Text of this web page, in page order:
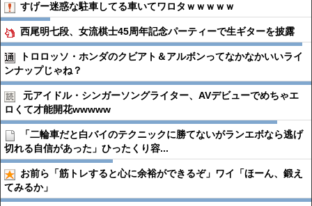
すげー迷惑な駐車してる車いてワロタｗｗｗｗｗ
西尾明七段、女流棋士45周年記念パーティーで生ギターを披露
トロロッソ・ホンダのクビアト＆アルボンってなかなかいいライ
ンナップじゃね？
元アイドル・シンガーソングライター、AVデビューでめちゃエ
ロくて才能開花wwwww
「二輪車だと白バイのテクニックに勝てないがランエボなら逃げ
切れる自信があった」ひったくり容...
お前ら「筋トレすると心に余裕ができるぞ」ワイ「ほーん、鍛え
てみるか」